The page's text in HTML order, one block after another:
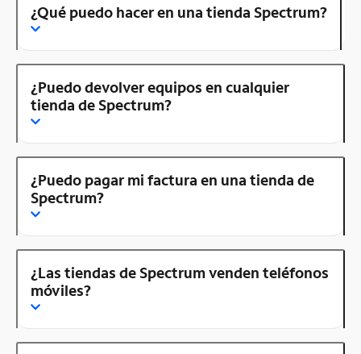
¿Qué puedo hacer en una tienda Spectrum?
¿Puedo devolver equipos en cualquier
tienda de Spectrum?
¿Puedo pagar mi factura en una tienda de
Spectrum?
¿Las tiendas de Spectrum venden teléfonos
móviles?